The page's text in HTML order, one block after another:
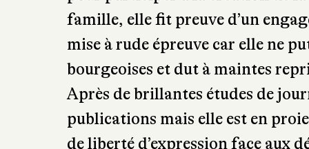
mise à rude épreuve car elle ne
bourgeoises et dut à maintes
Après de brillantes études de
publications mais elle est en
de liberté d’expression face aux
transiger, elle est alors jetée en